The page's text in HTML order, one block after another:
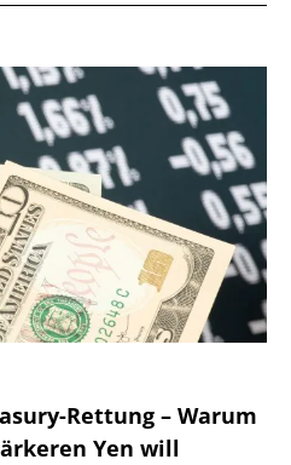
Rettung – Warum
Yen will